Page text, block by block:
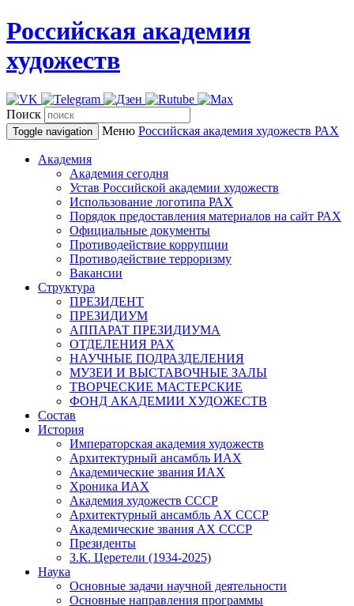
Российская академия
художеств
Поиск
Toggle navigation Меню Российская академия художеств РАХ
Академия
Академия сегодня
Устав Российской академии художеств
Использование логотипа РАХ
Порядок предоставления материалов на сайт РАХ
Официальные документы
Противодействие коррупции
Противодействие терроризму
Вакансии
Структура
ПРЕЗИДЕНТ
ПРЕЗИДИУМ
АППАРАТ ПРЕЗИДИУМА
ОТДЕЛЕНИЯ РАХ
НАУЧНЫЕ ПОДРАЗДЕЛЕНИЯ
МУЗЕИ И ВЫСТАВОЧНЫЕ ЗАЛЫ
ТВОРЧЕСКИЕ МАСТЕРСКИЕ
ФОНД АКАДЕМИИ ХУДОЖЕСТВ
Состав
История
Императорская академия художеств
Архитектурный ансамбль ИАХ
Академические звания ИАХ
Хроника ИАХ
Академия художеств СССР
Архитектурный ансамбль АХ СССР
Академические звания АХ СССР
Президенты
З.К. Церетели (1934-2025)
Наука
Основные задачи научной деятельности
Основные направления программы